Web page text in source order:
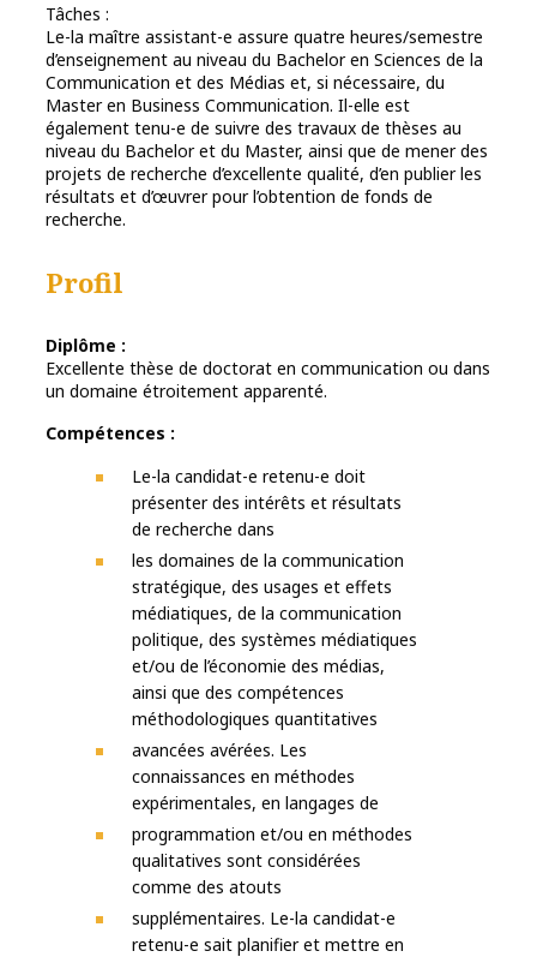
Tâches :
Le-la maître assistant-e assure quatre heures/semestre
d’enseignement au niveau du Bachelor en Sciences de la
Communication et des Médias et, si nécessaire, du
Masteren Business Communication. Il-elle est
également tenu-e de suivre des travaux de thèses au
niveau du Bachelor et du Master, ainsi que de mener des
projets de recherche d’excellente qualité, d’en publier les
résultats et d’œuvrer pour l’obtention de fonds de
recherche.
Profil
Diplôme :
Excellente thèse de doctorat en communication ou dans
un domaine étroitement apparenté.
Compétences :
Le-la candidat-e retenu-e doit
présenter des intérêts et résultats
de recherche dans
les domaines de la communication
stratégique, des usages et effets
médiatiques, de la communication
politique, des systèmes médiatiques
et/ou de l’économie des médias,
ainsi que des compétences
méthodologiques quantitatives
avancées avérées. Les
connaissances en méthodes
expérimentales, en langages de
programmation et/ou en méthodes
qualitatives sont considérées
comme des atouts
supplémentaires. Le-la candidat-e
retenu-e sait planifier et mettre en